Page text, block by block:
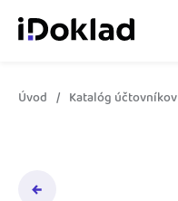
Úvod Katalóg účtovníkov